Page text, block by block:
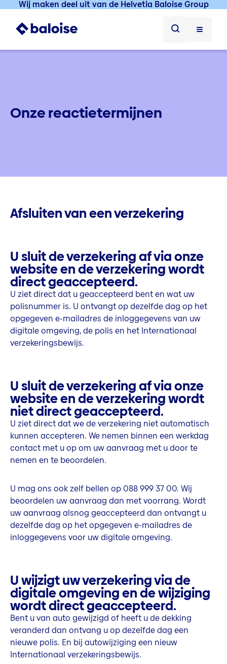
Wij maken deel uit van de Helvetia Baloise Group
Onze reactietermijnen
Afsluiten van een verzekering
U sluit de verzekering af via onze
website en de verzekering wordt
direct geaccepteerd.
U ziet direct dat u geaccepteerd bent en wat uw
polisnummer is. U ontvangt op dezelfde dag op het
opgegeven e-mailadres de inloggegevens van uw
digitale omgeving, de polis en het Internationaal
verzekeringsbewijs.
U sluit de verzekering af via onze
website en de verzekering wordt
niet direct geaccepteerd.
U ziet direct dat we de verzekering niet automatisch
kunnen accepteren. We nemen binnen een werkdag
contact met u op om uw aanvraag met u door te
nemen en te beoordelen.
U mag ons ook zelf bellen op 088 999 37 00. Wij
beoordelen uw aanvraag dan met voorrang. Wordt
uw aanvraag alsnog geaccepteerd dan ontvangt u
dezelfde dag op het opgegeven e-mailadres de
inloggegevens voor uw digitale omgeving.
U wijzigt uw verzekering via de
digitale omgeving en de wijziging
wordt direct geaccepteerd.
Bent u van auto gewijzigd of heeft u de dekking
veranderd dan ontvang u op dezelfde dag een
nieuwe polis. En bij autowijziging een nieuw
Internationaal verzekeringsbewijs.